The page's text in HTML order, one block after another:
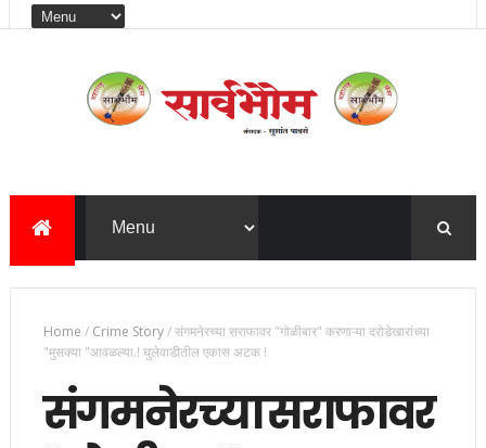
Home / Crime Story/संगमनेरच्या सराफावर "गोळीबार" करणाऱ्या दरोडेखारांच्या
"मुसक्या "आवळल्या.! घुलेवाडीतील एकास अटक !
संगमनेरच्या सराफावर